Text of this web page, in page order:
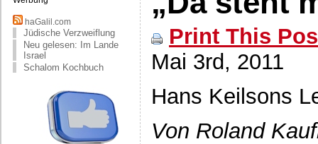
haGalil.com
Jüdische Verzweiflung
Neu gelesen: Im Lande
Israel
Schalom Kochbuch
Print This
Mai 3rd, 2011
Hans Keilsons
Von Roland